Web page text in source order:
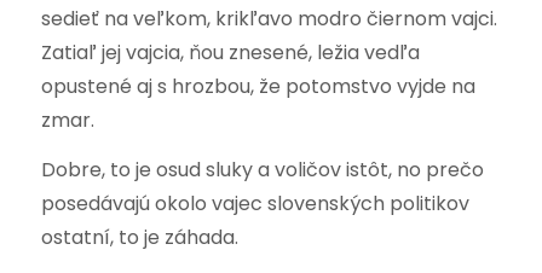
sedieť na veľkom, krikľavo modro čiernom vajci.
Zatiaľ jej vajcia, ňou znesené, ležia vedľa
opustené aj s hrozbou, že potomstvo vyjde na
zmar.
Dobre, to je osud sluky a voličov istôt, no prečo
posedávajú okolo vajec slovenských politikov
ostatní, to je záhada.